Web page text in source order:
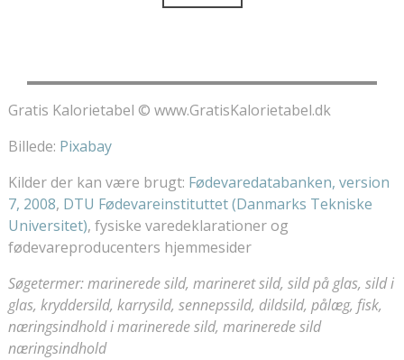
Gratis Kalorietabel © www.GratisKalorietabel.dk
Billede: Pixabay
Kilder der kan være brugt: Fødevaredatabanken, version
7, 2008, DTU Fødevareinstituttet (Danmarks Tekniske
Universitet), fysiske varedeklarationer og
fødevareproducenters hjemmesider
Søgetermer: marinerede sild, marineret sild, sild på glas, sild i
glas, kryddersild, karrysild, sennepssild, dildsild, pålæg, fisk,
næringsindhold i marinerede sild, marinerede sild
næringsindhold